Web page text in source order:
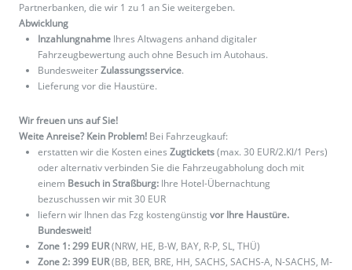
Partnerbanken, die wir 1 zu 1 an Sie weitergeben.
Abwicklung
Inzahlungnahme Ihres Altwagens anhand digitaler
Fahrzeugbewertung auch ohne Besuch im Autohaus.
BundesweiterZulassungsservice.
Lieferung vor die Haustüre.
Wir freuen uns auf Sie!
Weite Anreise? Kein Problem! Bei Fahrzeugkauf:
erstatten wir die Kosten eines Zugtickets(max. 30 EUR/2.Kl/1 Pers)
oder alternativ verbinden Sie die Fahrzeugabholung doch mit
einem Besuch in Straßburg: Ihre Hotel-Übernachtung
bezuschussen wir mit 30 EUR
liefern wir Ihnen das Fzg kostengünstig vor Ihre Haustüre.
Bundesweit!
Zone 1: 299 EUR(NRW, HE, B-W, BAY, R-P, SL, THÜ)
Zone 2: 399 EUR(BB, BER, BRE, HH, SACHS, SACHS-A, N-SACHS, M-